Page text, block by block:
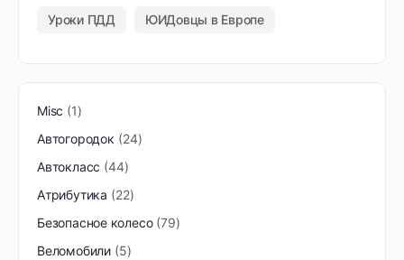
Уроки ПДД ЮИДовцы в Европе
Misc
1
Автогородок
24
Автокласс 44
Атрибутика
22
Безопасное колесо 79
Веломобили 5